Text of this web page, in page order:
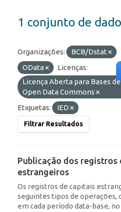
1 conjunto de
Organizações: BCB/Dstat
OData
Licenças:
Licença Aberta para Bases
Open Data Commons
Etiquetas:
IED
Filtrar Resultados
Publicação dos registros
estrangeiros
Os registros de capitais
seguintes tipos de operações,
em cada período data-base,